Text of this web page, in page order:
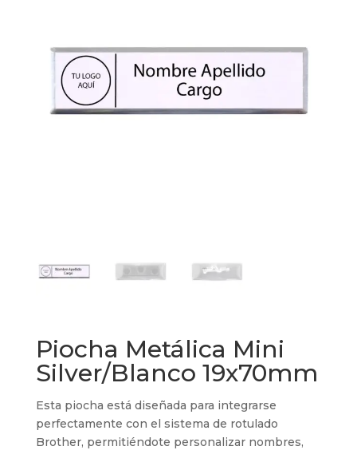
Piocha Metálica Mini
Silver/Blanco 19x70mm
Esta piocha está diseñada para integrarse
perfectamente con el sistema de rotulado
Brother, permitiéndote personalizar nombres,